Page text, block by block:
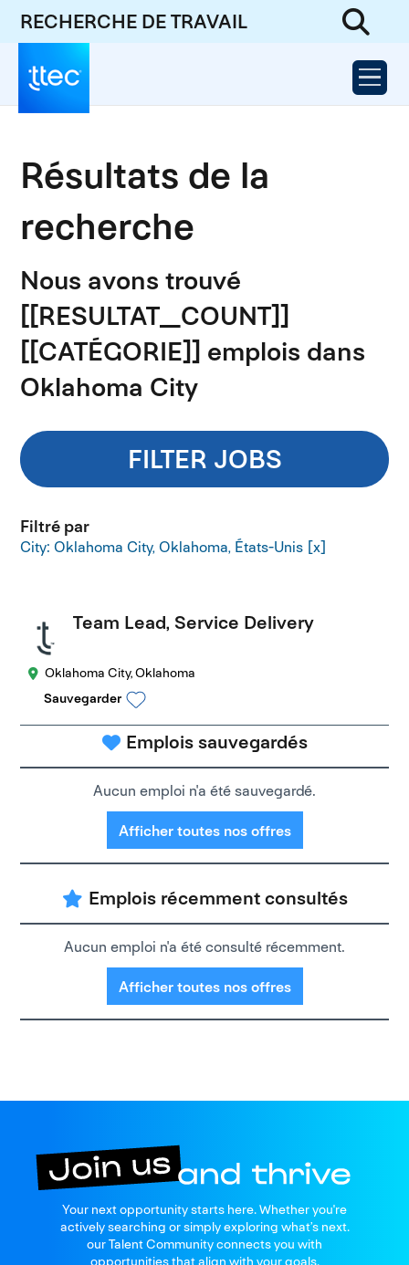
RECHERCHE DE TRAVAIL
Résultats de la
recherche
Nous avons trouvé
[[RESULTAT_COUNT]]
[[CATÉGORIE]] emplois dans
Oklahoma City
FILTER JOBS
Filtré par
City: Oklahoma City, Oklahoma, États-Unis
Team Lead, Service Delivery
Oklahoma City, Oklahoma
Sauvegarder
Emplois sauvegardés
Aucun emploi n'a été sauvegardé.
Afficher toutes nos offres
Emplois récemment consultés
Aucun emploi n'a été consulté récemment.
Afficher toutes nos offres
Join us
and thrive
Your next opportunity starts here. Whether you're
actively searching or simply exploring what’s next.
our Talent Community connects you with